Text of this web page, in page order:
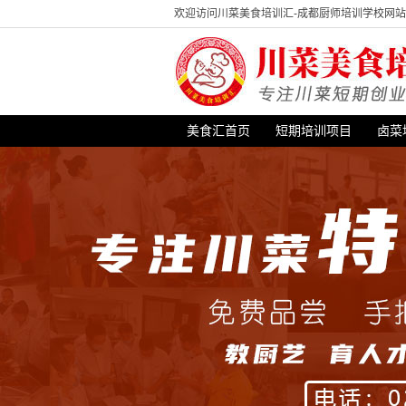
欢迎访问川菜美食培训汇-成都厨师培训学校网
美食汇首页 短期培训项目 卤菜